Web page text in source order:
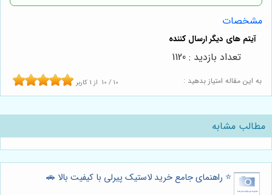
مشخصات
به این مقاله امتیاز بدهید : 10 / 10 از 1 کاربر
تعداد بازدید : 1120
مطالب مشابه
⭐️ راهنمای جامع خرید لاستیک پیرلی با کیفیت بالا 🚗